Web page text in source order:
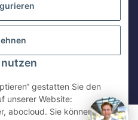
schreiben
besuchen
group.de
by Intersince Group
gestatten Sie den
unserer Website:
abocloud. Sie können die